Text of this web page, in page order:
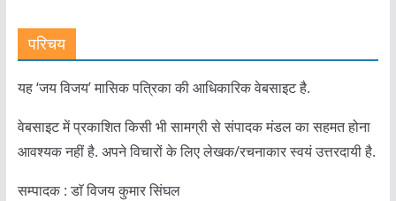
परिचय
यह ‘जय विजय’ मासिक पत्रिका की आधिकारिक वेबसाइट है.
वेबसाइट में प्रकाशित किसी भी सामग्री से संपादक मंडल का सहमत होना
आवश्यक नहीं है. अपने विचारों के लिए लेखक/रचनाकार स्वयं उत्तरदायी है.
सम्पादक : डाॅ विजय कुमार सिंघल